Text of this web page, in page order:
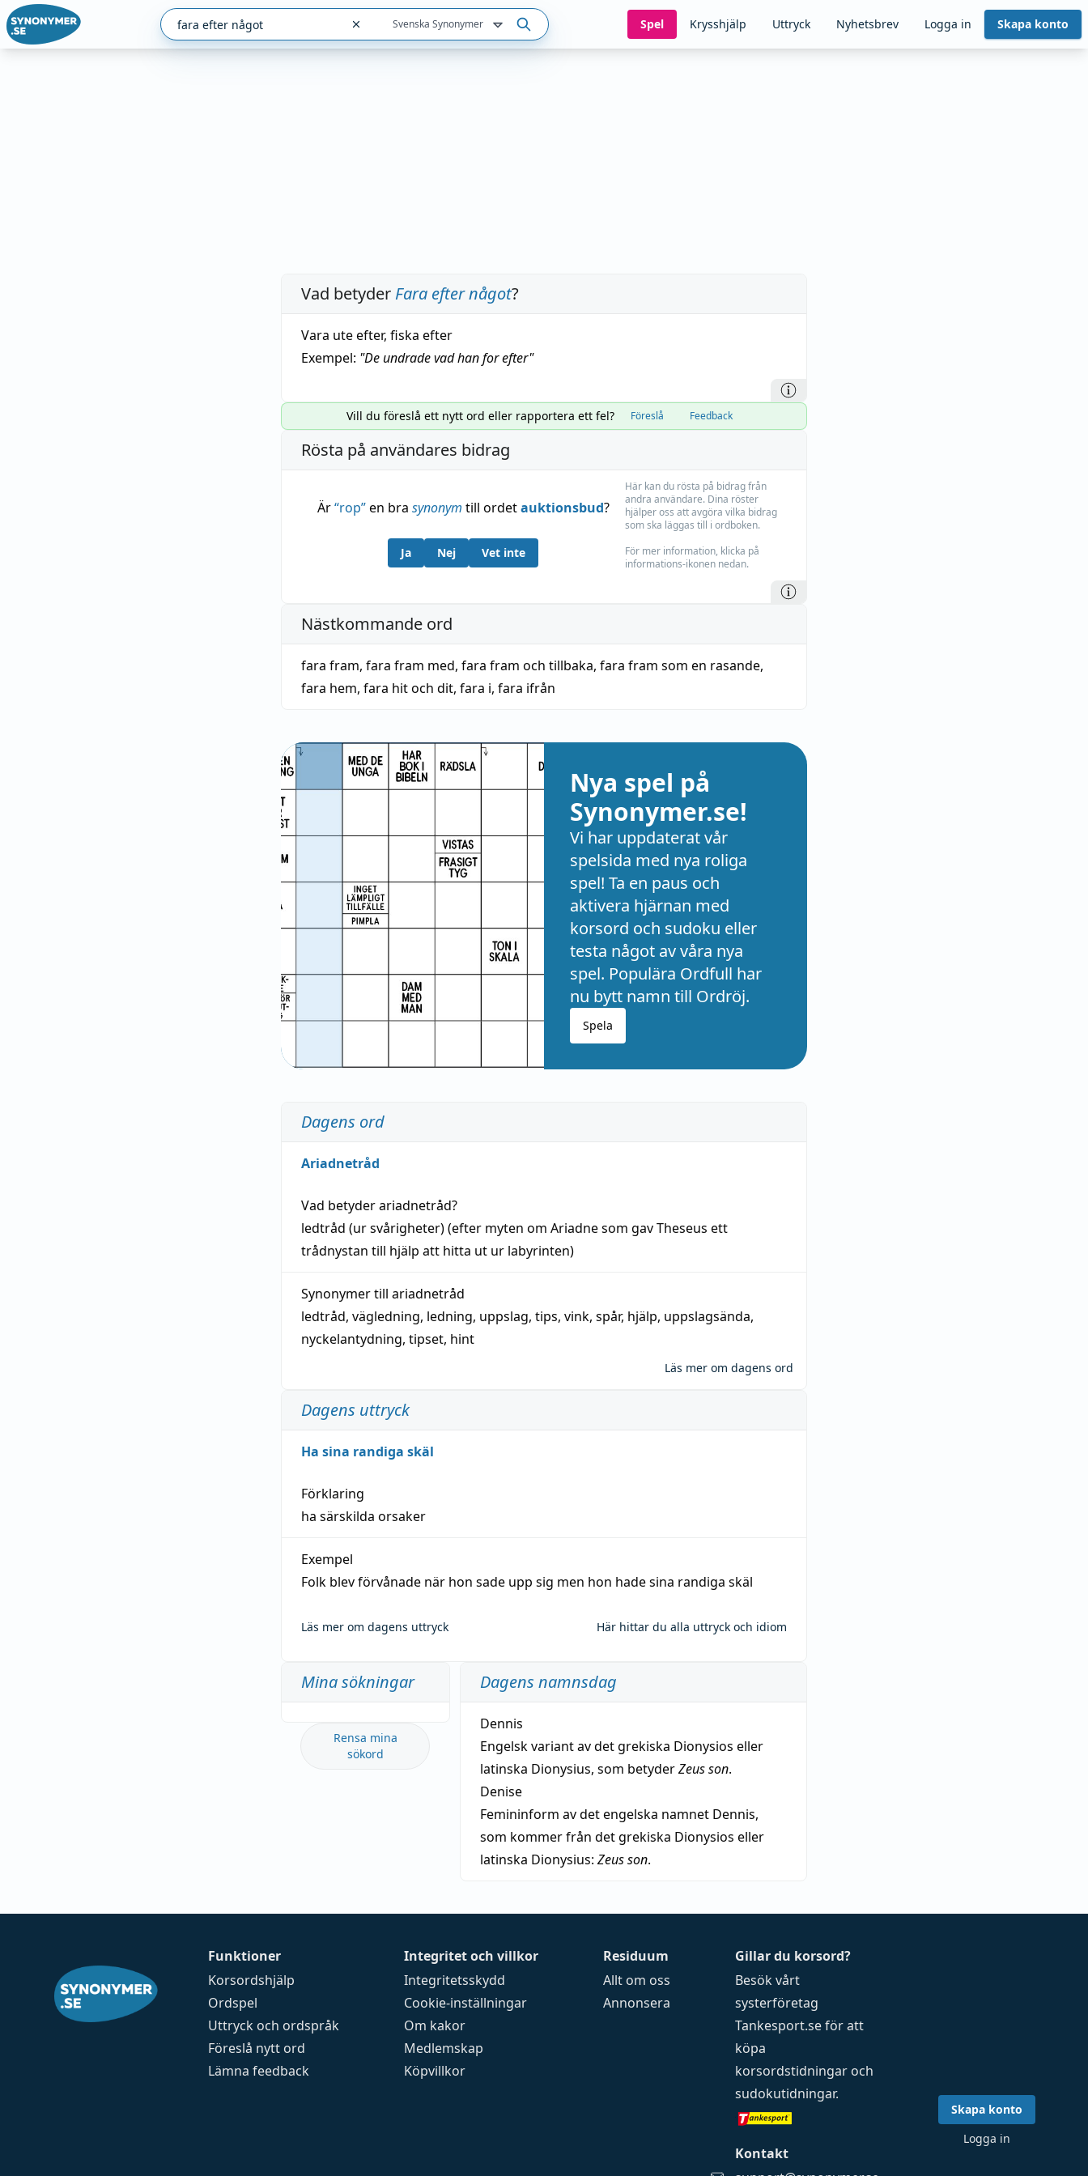
Svenska Synonymer Spel Krysshjälp Uttryck Nyhetsbrev Logga in Skapa konto
Vad betyder Fara efter något?
Vara ute efter, fiska efter
Exempel: "De undrade vad han for efter"
Vill du föreslå ett nytt ord eller rapportera ett fel? Föreslå Feedback
Rösta på användares bidrag
Är“rop”en bra synonym till ordetauktionsbud?
Ja Nej Vet inte
Här kan du rösta på bidrag från
andra användare. Dina röster
hjälper oss att avgöra vilka bidrag
som ska läggas till i ordboken.
För mer information, klicka på
informations-ikonen nedan.
Nästkommande ord
fara fram, fara fram med, fara fram och tillbaka, fara fram som en rasande,
fara hem, fara hit och dit, fara i, fara ifrån
Nya spel på
Synonymer.se!
Vi har uppdaterat vår
spelsida med nya roliga
spel! Ta en paus och
aktivera hjärnan med
korsord och sudoku eller
testa något av våra nya
spel. Populära Ordfull har
nu bytt namn till Ordröj.
Spela
Dagens ord
Ariadnetråd
Vad betyderariadnetråd?
ledtråd (ur svårigheter) (efter myten om Ariadne som gav Theseus ett
trådnystan till hjälp att hitta ut ur labyrinten)
Synonymer till ariadnetråd
ledtråd, vägledning, ledning, uppslag, tips, vink, spår, hjälp, uppslagsända,
nyckelantydning, tipset, hint
Läs mer om dagens ord
Dagens uttryck
Ha sina randiga skäl
Förklaring
ha särskilda orsaker
Exempel
Folk blev förvånade när hon sade upp sig men hon hade sina randiga skäl
Läs mer om dagens uttryck Här hittar du alla uttryck och idiom
Mina sökningar
Rensa mina
sökord
Dagens namnsdag
Dennis
Engelsk variant av det grekiska Dionysios eller
latinska Dionysius, som betyderZeus son.
Denise
Femininform av det engelska namnet Dennis,
som kommer från det grekiska Dionysios eller
latinska Dionysius: Zeus son.
Funktioner
Korsordshjälp
Ordspel
Uttryck och ordspråk
Föreslå nytt ord
Lämna feedback
Integritet och villkor
Integritetsskydd
Cookie-inställningar
Om kakor
Medlemskap
Köpvillkor
Residuum
Allt om oss
Annonsera
Gillar du korsord?
Besök vårt
systerföretag
Tankesport.seför att
köpa
korsordstidningar och
sudokutidningar.
Kontakt
Skapa konto
Logga in